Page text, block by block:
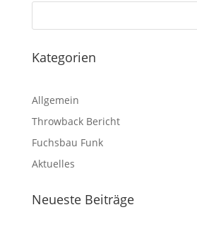
Kategorien
Allgemein
Throwback Bericht
Fuchsbau Funk
Aktuelles
Neueste Beiträge